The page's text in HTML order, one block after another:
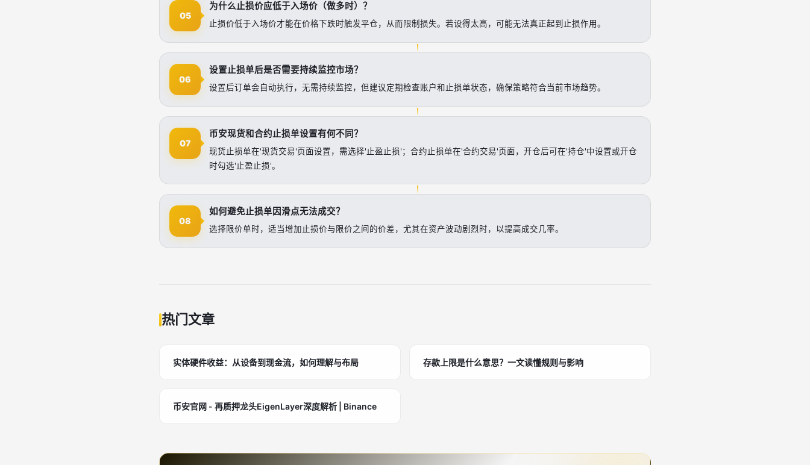
05
为什么止损价应低于入场价（做多时）？
止损价低于入场价才能在价格下跌时触发平仓，从而限制损失。若设得太高，可能无法真正起到止损作用。
06
设置止损单后是否需要持续监控市场？
设置后订单会自动执行，无需持续监控，但建议定期检查账户和止损单状态，确保策略符合当前市场趋势。
07
币安现货和合约止损单设置有何不同？
现货止损单在'现货交易'页面设置，需选择'止盈止损'；合约止损单在'合约交易'页面，开仓后可在'持仓'中设置或开仓
时勾选'止盈止损'。
08
如何避免止损单因滑点无法成交？
选择限价单时，适当增加止损价与限价之间的价差，尤其在资产波动剧烈时，以提高成交几率。
热门文章
实体硬件收益：从设备到现金流，如何理解与布局 存款上限是什么意思？一文读懂规则与影响
币安官网 - 再质押龙头EigenLayer深度解析 | Binance